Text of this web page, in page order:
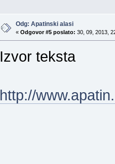
Odg: Apatinski alasi
« Odgovor #5 poslato: 30, 09, 2013,
Izvor teksta
http://